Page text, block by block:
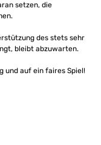
setzen, die
des stets sehr
bleibt abzuwarten.
und auf ein faires Spiel!